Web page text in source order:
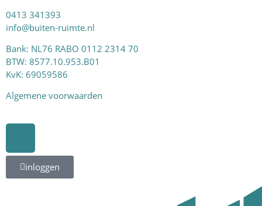
0413 341393
info@buiten-ruimte.nl
Bank: NL76 RABO 0112 2314 70
BTW: 8577.10.953.B01
KvK: 69059586
Algemene voorwaarden
inloggen